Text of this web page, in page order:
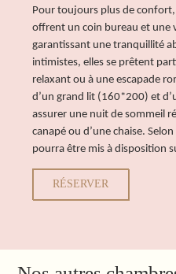
Pour toujours plus de confort,
offrent un coin bureau et une
garantissant une tranquillité
intimistes, elles se prêtent
relaxant ou à une escapade
d’un grand lit (160*200) et
assurer une nuit de sommeil
canapé ou d’une chaise.
pourra être mis à disposition
RÉSERVER